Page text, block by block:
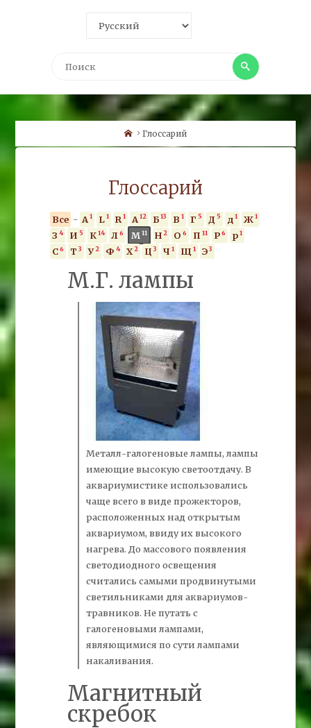
Поиск
HomeГлоссарий
Глоссарий
Все - A 1 L 1 R 1 А 12 Б 13 В 1 Г 5 Д 5 д 1 Ж 1
З 4 И 5 К 14 Л 6 М 11 Н 2 О 6 П 11 Р 6 р 1
С 6 Т 3 У 2 Ф 4 Х 2 Ц 3 Ч 1 Щ 1 Э 3
М.Г. лампы
Металл-галогеновые лампы, лампы
имеющие высокую светоотдачу. В
аквариумистике использовались
чаще всего в виде прожекторов,
расположенных над открытым
аквариумом, ввиду их высокого
нагрева. До массового появления
светодиодного освещения
считались самыми продвинутыми
светильниками для аквариумов-
травников. Не путать с
галогеновыми лампами,
являющимися по сути лампами
накаливания.
Магнитный
скребок